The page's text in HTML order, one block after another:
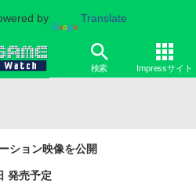
by Translate
検索 Impressサイト
ション映像を公開
発売予定